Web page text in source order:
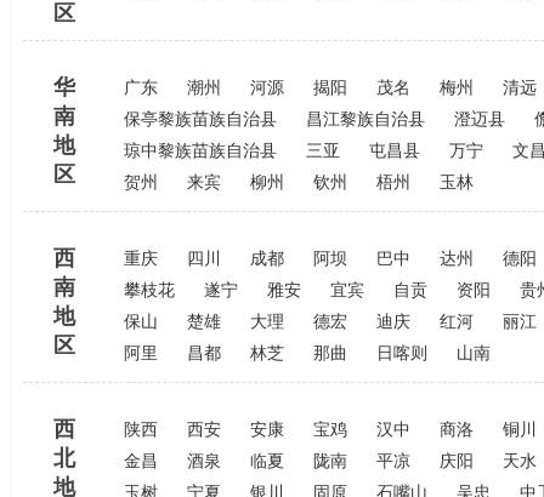
区
华
南
地
区
广东 潮州 河源 揭阳 茂名 梅州
清远
保亭黎族苗族自治县
昌江黎族自治县 澄迈县
琼中黎族苗族自治县
三亚 屯昌县 万宁
文
贺州
来宾 柳州 钦州 梧州 玉林
西
南
地
区
重庆 四川 成都 阿坝 巴中 达州
德阳
攀枝花
遂宁 雅安 宜宾 自贡 资阳
贵
保山
楚雄 大理 德宏 迪庆 红河
丽江
阿里
昌都 林芝 那曲 日喀则 山南
西
北
地
陕西 西安 安康 宝鸡 汉中 商洛
铜川
金昌
酒泉 临夏 陇南 平凉 庆阳
天水
玉树
宁夏 银川 固原 石嘴山 吴忠 中